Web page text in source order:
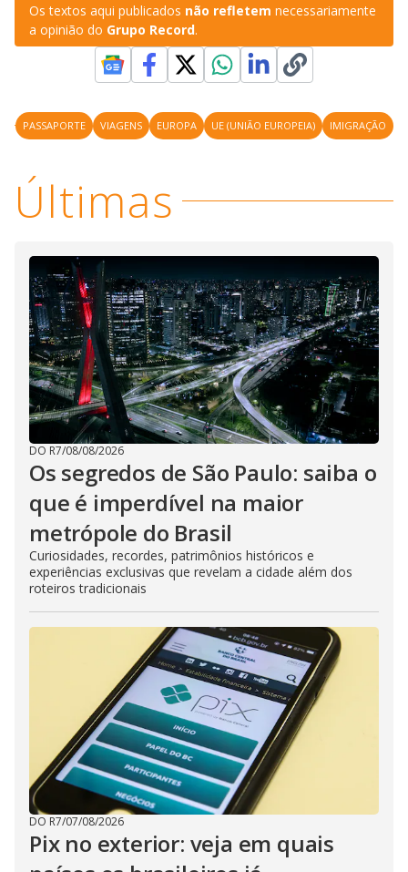
Os textos aqui publicados não refletem necessariamente
a opinião do Grupo Record.
PASSAPORTE VIAGENS EUROPA UE (UNIÃO EUROPEIA) IMIGRAÇÃO
Últimas
DO R7/08/08/2026
Os segredos de São Paulo: saiba o
que é imperdível na maior
metrópole do Brasil
Curiosidades, recordes, patrimônios históricos e
experiências exclusivas que revelam a cidade além dos
roteiros tradicionais
DO R7/07/08/2026
Pix no exterior: veja em quais